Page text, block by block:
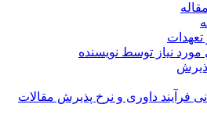
نیاز توسط نویسنده
فرآیند داوری و نرخ پذیرش مقالات